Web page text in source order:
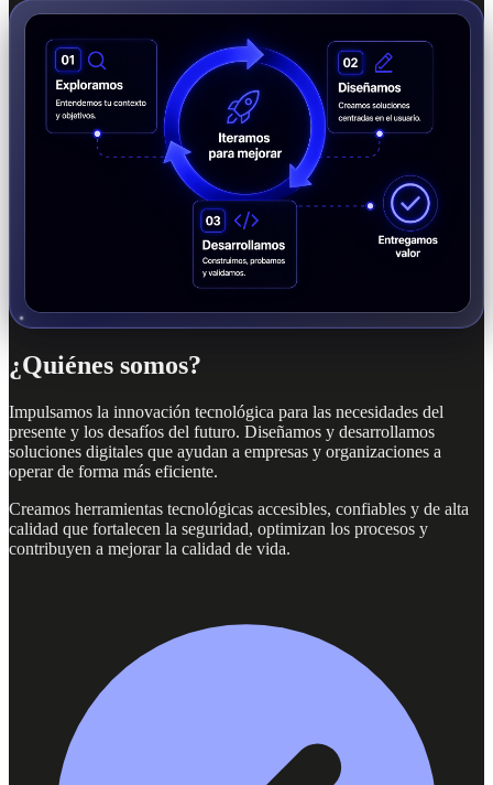
¿Quiénes somos?
Impulsamos la innovación tecnológica para las necesidades del
presente y los desafíos del futuro. Diseñamos y desarrollamos
soluciones digitales que ayudan a empresas y organizaciones a
operar de forma más eficiente.
Creamos herramientas tecnológicas accesibles, confiables y de alta
calidad que fortalecen la seguridad, optimizan los procesos y
contribuyen a mejorar la calidad de vida.